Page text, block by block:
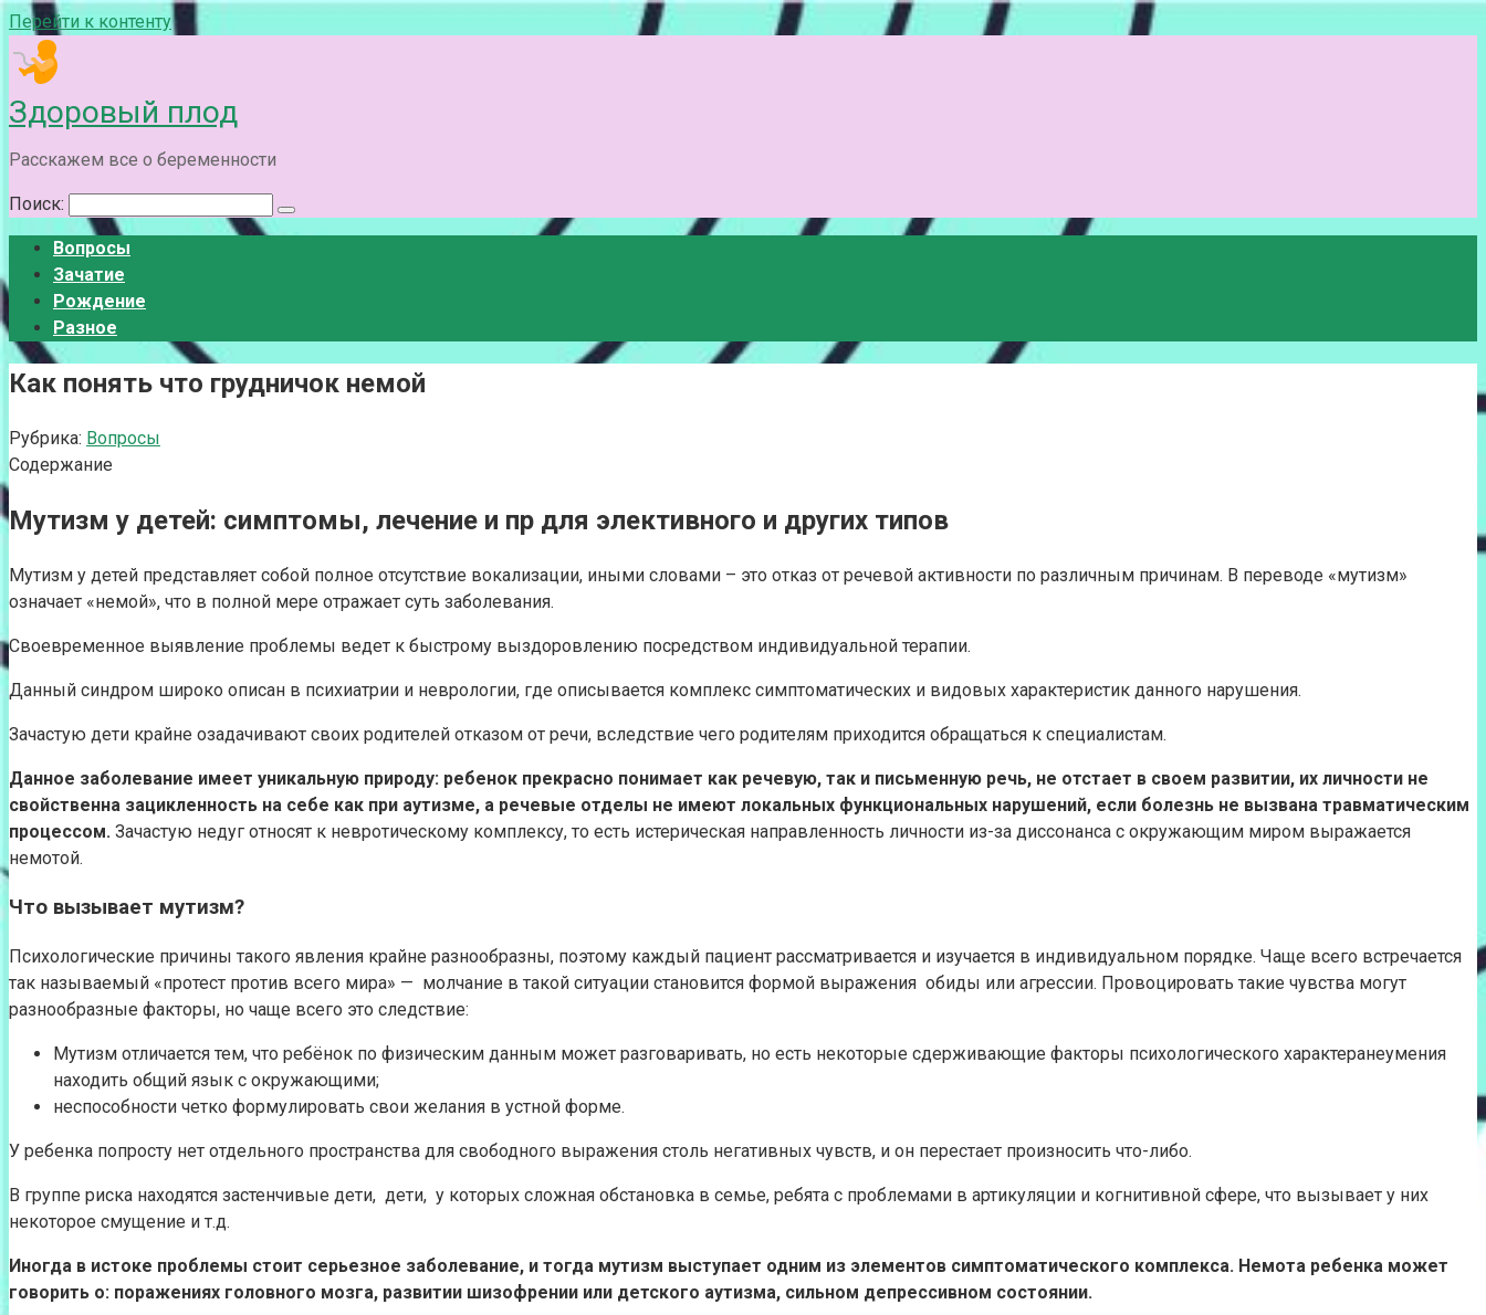
Перейти к контенту
Здоровый плод
Расскажем все о беременности
Поиск:
Вопросы
Зачатие
Рождение
Разное
Как понять что грудничок немой
Рубрика: Вопросы
Содержание
Мутизм у детей: симптомы, лечение и пр для элективного и других типов
Мутизм у детей представляет собой полное отсутствие вокализации, иными словами – это отказ от речевой активности по различным причинам. В переводе «мутизм»
означает «немой», что в полной мере отражает суть заболевания.
Своевременное выявление проблемы ведет к быстрому выздоровлению посредством индивидуальной терапии.
Данный синдром широко описан в психиатрии и неврологии, где описывается комплекс симптоматических и видовых характеристик данного нарушения.
Зачастую дети крайне озадачивают своих родителей отказом от речи, вследствие чего родителям приходится обращаться к специалистам.
Данное заболевание имеет уникальную природу: ребенок прекрасно понимает как речевую, так и письменную речь, не отстает в своем развитии, их личности не
свойственна зацикленность на себе как при аутизме, а речевые отделы не имеют локальных функциональных нарушений, если болезнь не вызвана травматическим
процессом. Зачастую недуг относят к невротическому комплексу, то есть истерическая направленность личности из-за диссонанса с окружающим миром выражается
немотой.
Что вызывает мутизм?
Психологические причины такого явления крайне разнообразны, поэтому каждый пациент рассматривается и изучается в индивидуальном порядке. Чаще всего встречается
так называемый «протест против всего мира» — молчание в такой ситуации становится формой выражения обиды или агрессии. Провоцировать такие чувства могут
разнообразные факторы, но чаще всего это следствие:
Мутизм отличается тем, что ребёнок по физическим данным может разговаривать, но есть некоторые сдерживающие факторы психологического характеранеумения
находить общий язык с окружающими;
неспособности четко формулировать свои желания в устной форме.
У ребенка попросту нет отдельного пространства для свободного выражения столь негативных чувств, и он перестает произносить что-либо.
В группе риска находятся застенчивые дети, дети, у которых сложная обстановка в семье, ребята с проблемами в артикуляции и когнитивной сфере, что вызывает у них
некоторое смущение и т.д.
Иногда в истоке проблемы стоит серьезное заболевание, и тогда мутизм выступает одним из элементов симптоматического комплекса. Немота ребенка может
говорить о: поражениях головного мозга, развитии шизофрении или детского аутизма, сильном депрессивном состоянии.